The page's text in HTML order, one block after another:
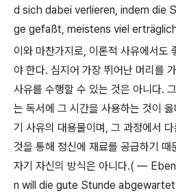
d sich dabei verlieren, indem die
ge gefaßt, meistens viel
이와 마찬가지로, 이론적 사유에서도
야 한다. 심지어 가장 뛰어난 머리를
사유를 수행할 수 있는 것은 아니다.
는 독서에 그 시간을 사용하는 것이
기 사유의 대용물이며, 그 과정에서
것을 통해 정신에 재료를 공급하기 때
자기 자신의 방식은 아니다.( —
n will die gute Stunde